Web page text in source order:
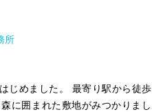
所
じめました。 最寄り駅から徒歩
に囲まれた敷地がみつかりまし